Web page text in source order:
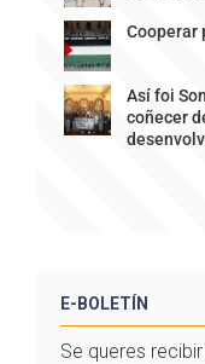
Cooperar
Así foi
coñecer
E-BOLETÍN
Se queres